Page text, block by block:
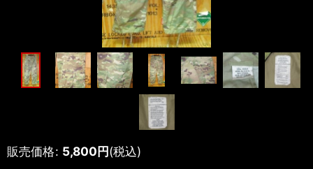
販売価格: 5,800円(税込)